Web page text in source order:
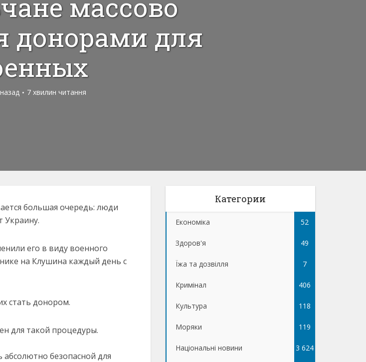
массово
донорами для
7 хвилин читання
большая очередь: люди
Украину.
его в виду военного
на Клушина каждый день с
стать донором.
для такой процедуры.
безопасной для
Категории
Економіка 52
Здоров'я 49
Їжа та дозвілля 7
Кримінал 406
Культура 118
Моряки 119
Національні новини 3 624